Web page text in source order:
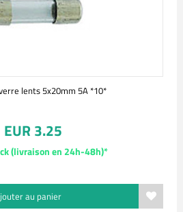
lents 5x20mm 5A *10*
EUR 3.25
(livraison en 24h-48h)*
au panier